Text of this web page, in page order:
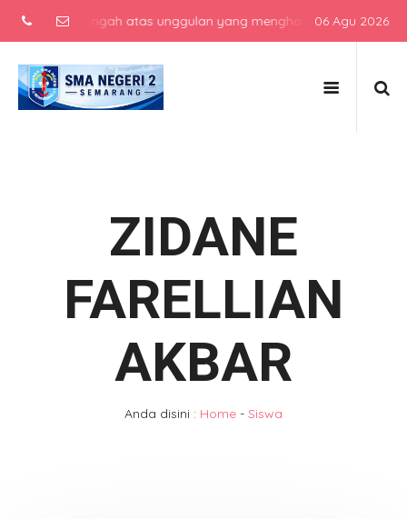
menengah atas unggulan yang menghasilkan lulusan
06 Agu 2026
ZIDANE
FARELLIAN
AKBAR
Anda disini : Home - Siswa